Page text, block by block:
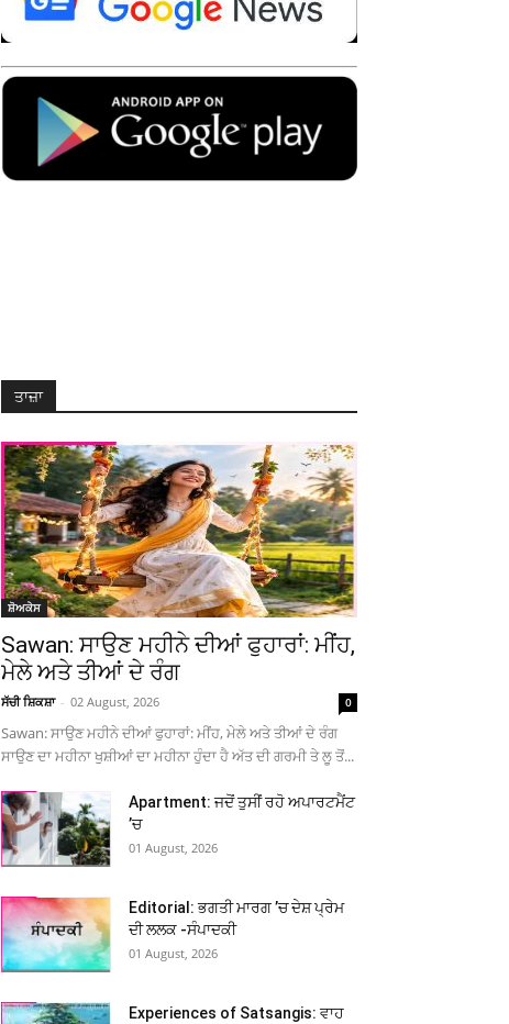
ਤਾਜ਼ਾ
ਸ਼ੋਅਕੇਸ
Sawan: ਸਾਉਣ ਮਹੀਨੇ ਦੀਆਂ ਫੁਹਾਰਾਂ: ਮੀਂਹ,
ਮੇਲੇ ਅਤੇ ਤੀਆਂ ਦੇ ਰੰਗ
ਸੱਚੀ ਸ਼ਿਕਸ਼ਾ - 02 August, 2026 0
Sawan: ਸਾਉਣ ਮਹੀਨੇ ਦੀਆਂ ਫੁਹਾਰਾਂ: ਮੀਂਹ, ਮੇਲੇ ਅਤੇ ਤੀਆਂ ਦੇ ਰੰਗ
ਸਾਉਣ ਦਾ ਮਹੀਨਾ ਖੁਸ਼ੀਆਂ ਦਾ ਮਹੀਨਾ ਹੁੰਦਾ ਹੈ ਅੱਤ ਦੀ ਗਰਮੀ ਤੇ ਲੂ ਤੋਂ...
Apartment: ਜਦੋਂ ਤੁਸੀਂ ਰਹੋ ਅਪਾਰਟਮੈਂਟ
’ਚ
01 August, 2026
Editorial: ਭਗਤੀ ਮਾਰਗ ’ਚ ਦੇਸ਼ ਪ੍ਰੇਮ
ਦੀ ਲਲਕ -ਸੰਪਾਦਕੀ
01 August, 2026
Experiences of Satsangis: ਵਾਹ